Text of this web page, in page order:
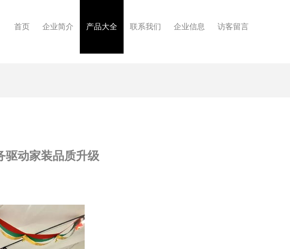
首页 企业简介 产品大全 联系我们 企业信息 访客留言
驱动家装品质升级